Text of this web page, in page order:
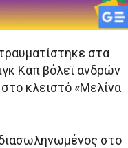
στα
Καπ βόλεϊ ανδρών
κλειστό «Μελίνα
στο